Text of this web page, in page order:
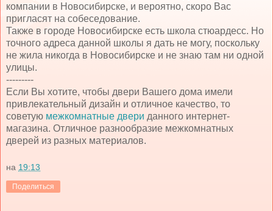
компании в Новосибирске, и вероятно, скоро Вас
пригласят на собеседование.
Также в городе Новосибирске есть школа стюардесс. Но
точного адреса данной школы я дать не могу, поскольку
не жила никогда в Новосибирске и не знаю там ни одной
улицы.
---------
Если Вы хотите, чтобы двери Вашего дома имели
привлекательный дизайн и отличное качество, то
советую межкомнатные двери данного интернет-
магазина. Отличное разнообразие межкомнатных
дверей из разных материалов.
на 19:13
Поделиться